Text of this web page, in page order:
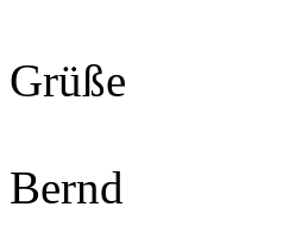
Grüße
Bernd